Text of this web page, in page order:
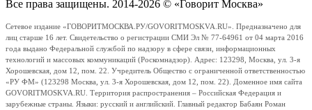
Все права защищены. 2014-2026 © «Говорит Москва»
Сетевое издание «ГОВОРИТМОСКВА.РУ/GOVORITMOSKVA.RU». Предназначено для
лиц старше 16 лет. Свидетельство о регистрации СМИ Эл № 77-64961 от 04 марта 2016
года выдано Федеральной службой по надзору в сфере связи, информационных
технологий и массовых коммуникаций (Роскомнадзор). Адрес: 123298, Москва, ул. 3-я
Хорошевская, дом 12, пом. 22. Учредитель Общество с ограниченной ответственностью
«РУ ФМ» (123298 Москва, ул. 3-я Хорошевская, дом 12, пом. 22). Доменное имя сайта
GOVORITMOSKVA.RU. Территория распространения – Российская Федерация и
зарубежные страны. Языки: русский и английский. Главный редактор Бабаян Роман